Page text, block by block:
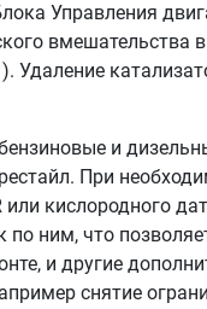
Управления
вмешательства
Удаление
и
При
или кислородного
по ним, что
и другие
снятие